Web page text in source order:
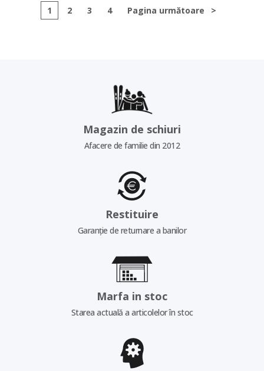
1 2 3 4 Pagina următoare >
Magazin de schiuri
Afacere de familie din 2012
Restituire
Garanție de returnare a banilor
Marfa in stoc
Starea actuală a articolelor în stoc